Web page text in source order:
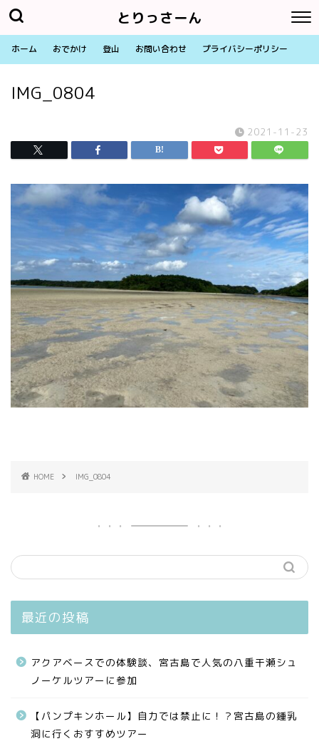
とりっさーん
ホーム おでかけ 登山 お問い合わせ プライバシーポリシー
IMG_0804
2021-11-23
HOME IMG_0804
最近の投稿
アクアベースでの体験談、宮古島で人気の八重干瀬シュ
ノーケルツアーに参加
【パンプキンホール】自力では禁止に！？宮古島の鍾乳
洞に行くおすすめツアー